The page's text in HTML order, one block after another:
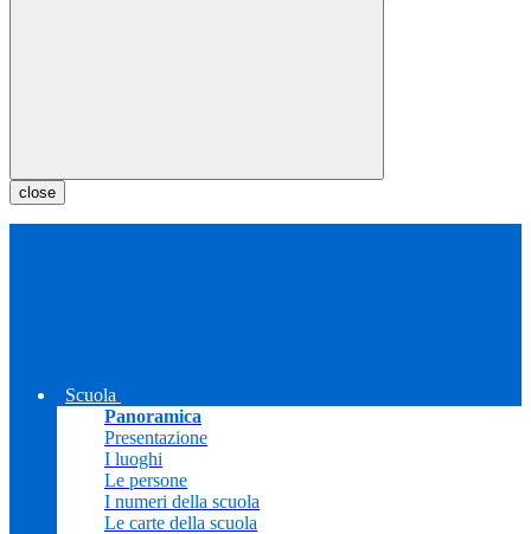
close
Scuola
Panoramica
Presentazione
I luoghi
Le persone
I numeri della scuola
Le carte della scuola